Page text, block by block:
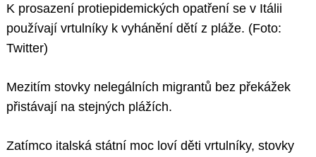
K prosazení protiepidemických opatření se v Itálii
používají vrtulníky k vyhánění dětí z pláže. (Foto:
Twitter)
Mezitím stovky nelegálních migrantů bez překážek
přistávají na stejných plážích.
Zatímco italská státní moc loví děti vrtulníky, stovky